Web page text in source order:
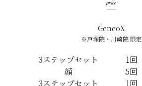
price
GeneoX
※戸塚院・川崎院 限定
3ステップセット
顔
1回
5回
3ステップセット
1回